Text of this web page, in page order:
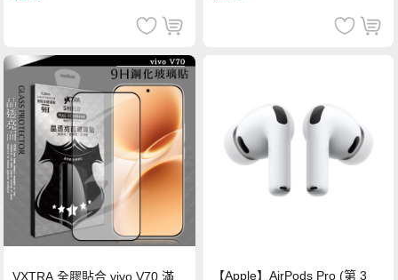
VXTRA 全膠貼合 vivo V70 滿
【Apple】AirPods Pro (第 3